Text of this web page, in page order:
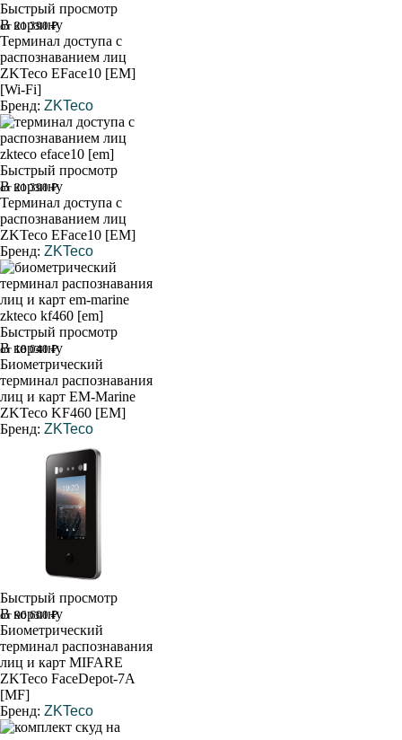
Быстрый просмотр
В корзину
от 21 390 ₽
Терминал доступа с
распознаванием лиц
ZKTeco EFace10 [EM]
[Wi-Fi]
Бренд: ZKTeco
Быстрый просмотр
В корзину
от 21 390 ₽
Терминал доступа с
распознаванием лиц
ZKTeco EFace10 [EM]
Бренд: ZKTeco
Быстрый просмотр
В корзину
от 18 040 ₽
Биометрический
терминал распознавания
лиц и карт EM-Marine
ZKTeco KF460 [EM]
Бренд: ZKTeco
Быстрый просмотр
В корзину
от 96 600 ₽
Биометрический
терминал распознавания
лиц и карт MIFARE
ZKTeco FaceDepot-7A
[MF]
Бренд: ZKTeco